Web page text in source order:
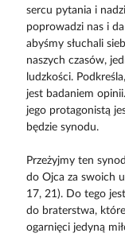
sercu pytania i
poprowadzi nas i
abyśmy słuchali
naszych czasów,
ludzkości.
jest badaniem
jego protagonistą
będzie synodu.
Przeżyjmy ten
do Ojca za swoich
17, 21). Do tego
do braterstwa,
ogarnięci jedyną